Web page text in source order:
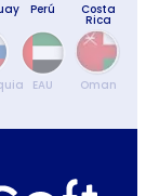
Perú Costa
Rica
EAU Oman